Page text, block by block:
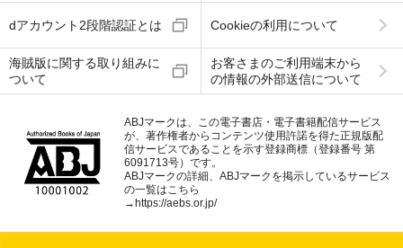
dアカウント2段階認証とは Cookieの利用について
海賊版に関する取り組みに
ついて
お客さまのご利用端末から
の情報の外部送信について
ABJマークは、この電子書店・電子書籍配信サービス
が、著作権者からコンテンツ使用許諾を得た正規版配
信サービスであることを示す登録商標（登録番号 第
6091713号）です。
ABJマークの詳細、ABJマークを掲示しているサービス
の一覧はこちら
→ https://aebs.or.jp/